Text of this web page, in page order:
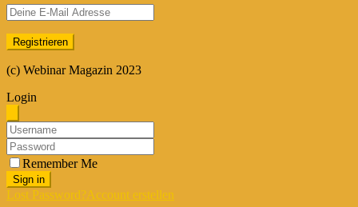
(c) Webinar Magazin 2023
Login
Remember Me
Sign in
Lost Password?Account erstellen